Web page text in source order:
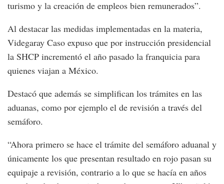
turismo y la creación de empleos bien remunerados”.
Al destacar las medidas implementadas en la materia,
Videgaray Caso expuso que por instrucción presidencial
la SHCP incrementó el año pasado la franquicia para
quienes viajan a México.
Destacó que además se simplifican los trámites en las
aduanas, como por ejemplo el de revisión a través del
semáforo.
“Ahora primero se hace el trámite del semáforo aduanal y
únicamente los que presentan resultado en rojo pasan su
equipaje a revisión, contrario a lo que se hacía en años